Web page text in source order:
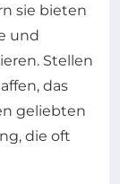
sie bieten
und
Stellen
das
geliebten
die oft